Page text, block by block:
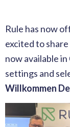
Rule has now
excited to
now available
settings and
Willkommen